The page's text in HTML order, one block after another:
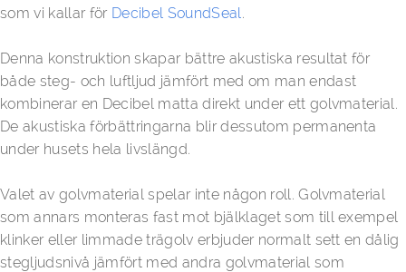
som vi kallar för Decibel SoundSeal.
Denna konstruktion skapar bättre akustiska resultat för
både steg- och luftljud jämfört med om man endast
kombinerar en Decibel matta direkt under ett golvmaterial.
De akustiska förbättringarna blir dessutom permanenta
under husets hela livslängd.
Valet av golvmaterial spelar inte någon roll. Golvmaterial
som annars monteras fast mot bjälklaget som till exempel
klinker eller limmade trägolv erbjuder normalt sett en dålig
stegljudsnivå jämfört med andra golvmaterial som